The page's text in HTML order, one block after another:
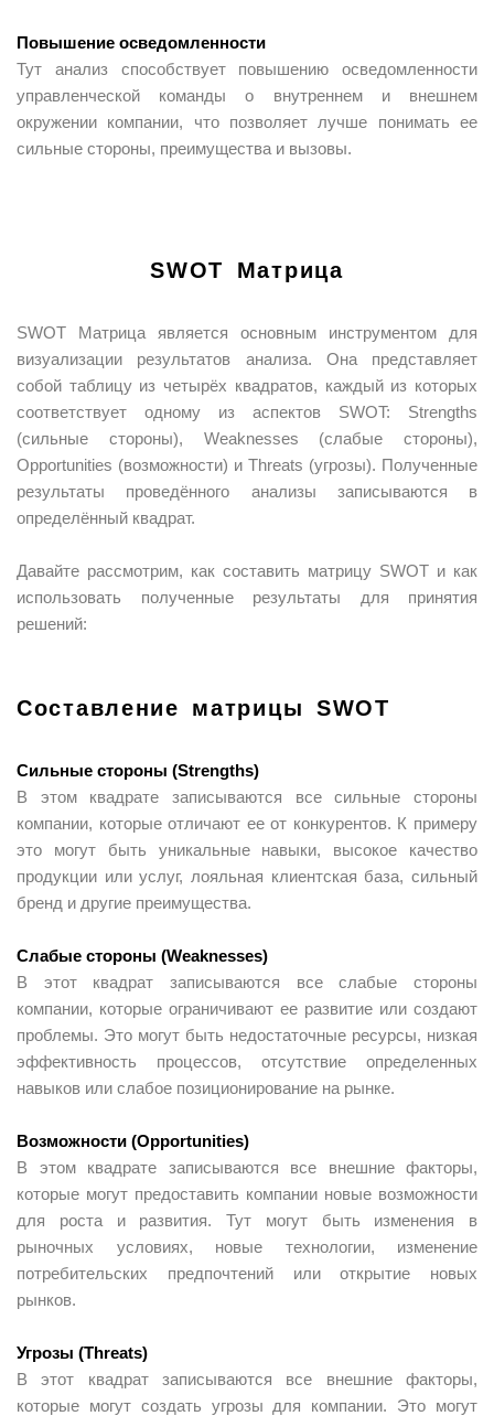
Повышение осведомленности
Тут анализ способствует повышению осведомленности
управленческой команды о внутреннем и внешнем
окружении компании, что позволяет лучше понимать ее
сильные стороны, преимущества и вызовы.
SWOT Матрица
SWOT Матрица является основным инструментом для
визуализации результатов анализа. Она представляет
собой таблицу из четырёх квадратов, каждый из которых
соответствует одному из аспектов SWOT: Strengths
(сильные стороны), Weaknesses (слабые стороны),
Opportunities (возможности) и Threats (угрозы). Полученные
результаты проведённого анализы записываются в
определённый квадрат.
Давайте рассмотрим, как составить матрицу SWOT и как
использовать полученные результаты для принятия
решений:
Составление матрицы SWOT
Сильные стороны (Strengths)
В этом квадрате записываются все сильные стороны
компании, которые отличают ее от конкурентов. К примеру
это могут быть уникальные навыки, высокое качество
продукции или услуг, лояльная клиентская база, сильный
бренд и другие преимущества.
Слабые стороны (Weaknesses)
В этот квадрат записываются все слабые стороны
компании, которые ограничивают ее развитие или создают
проблемы. Это могут быть недостаточные ресурсы, низкая
эффективность процессов, отсутствие определенных
навыков или слабое позиционирование на рынке.
Возможности (Opportunities)
В этом квадрате записываются все внешние факторы,
которые могут предоставить компании новые возможности
для роста и развития. Тут могут быть изменения в
рыночных условиях, новые технологии, изменение
потребительских предпочтений или открытие новых
рынков.
Угрозы (Threats)
В этот квадрат записываются все внешние факторы,
которые могут создать угрозы для компании. Это могут